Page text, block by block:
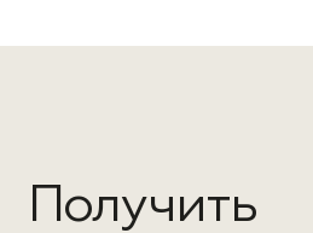
Получить